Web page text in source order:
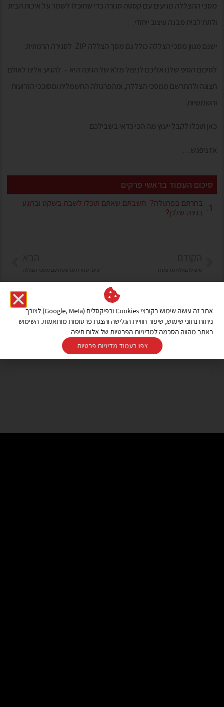
מסכי ההצללה מגיעים עם קסטה סגורה כדי שתוכלו לשמר על איכות הבית
ולתת לבית מבנה עיצוב ייחודי.
ישנם מגוון מסכי הצללה כולל גם מסך הצללה ZIP לסגירה הרמתית.
לסיכום הטיפ שלנו אליכם לניצול מלא של הגינה היא – להגיע אלינו לאולם
תצוגה ולהתרשם ממסכי הצללה, ומהפרגולה החשמלית ומסוככי הזרועות
והשמשיות.
כאן תוכלו לקבל ייעוץ מה הכי כדאי בשבילכם
אז ניפגש…
סיכום העמוד בראשי פרקים
בחרתם בפרגולה? חשבתם שאתם תוכלו לשבת בשקט וברוגע
בגינה שלכן?
טיפ להצללת מרפסת טיפ: סגירת מרפסת עם מסכי הצללה
אתר זה עושה שימוש בקובצי Cookies ובפיקסלים (Google, Meta) לצורך
ניתוח נתוני שימוש, שיפור חוויית הגלישה והצגת פרסומות מותאמות. השימוש
באתר מהווה הסכמה למדיניות הפרטיות של אלום חיפה
צפו בעמוד מדיניות פרטיות